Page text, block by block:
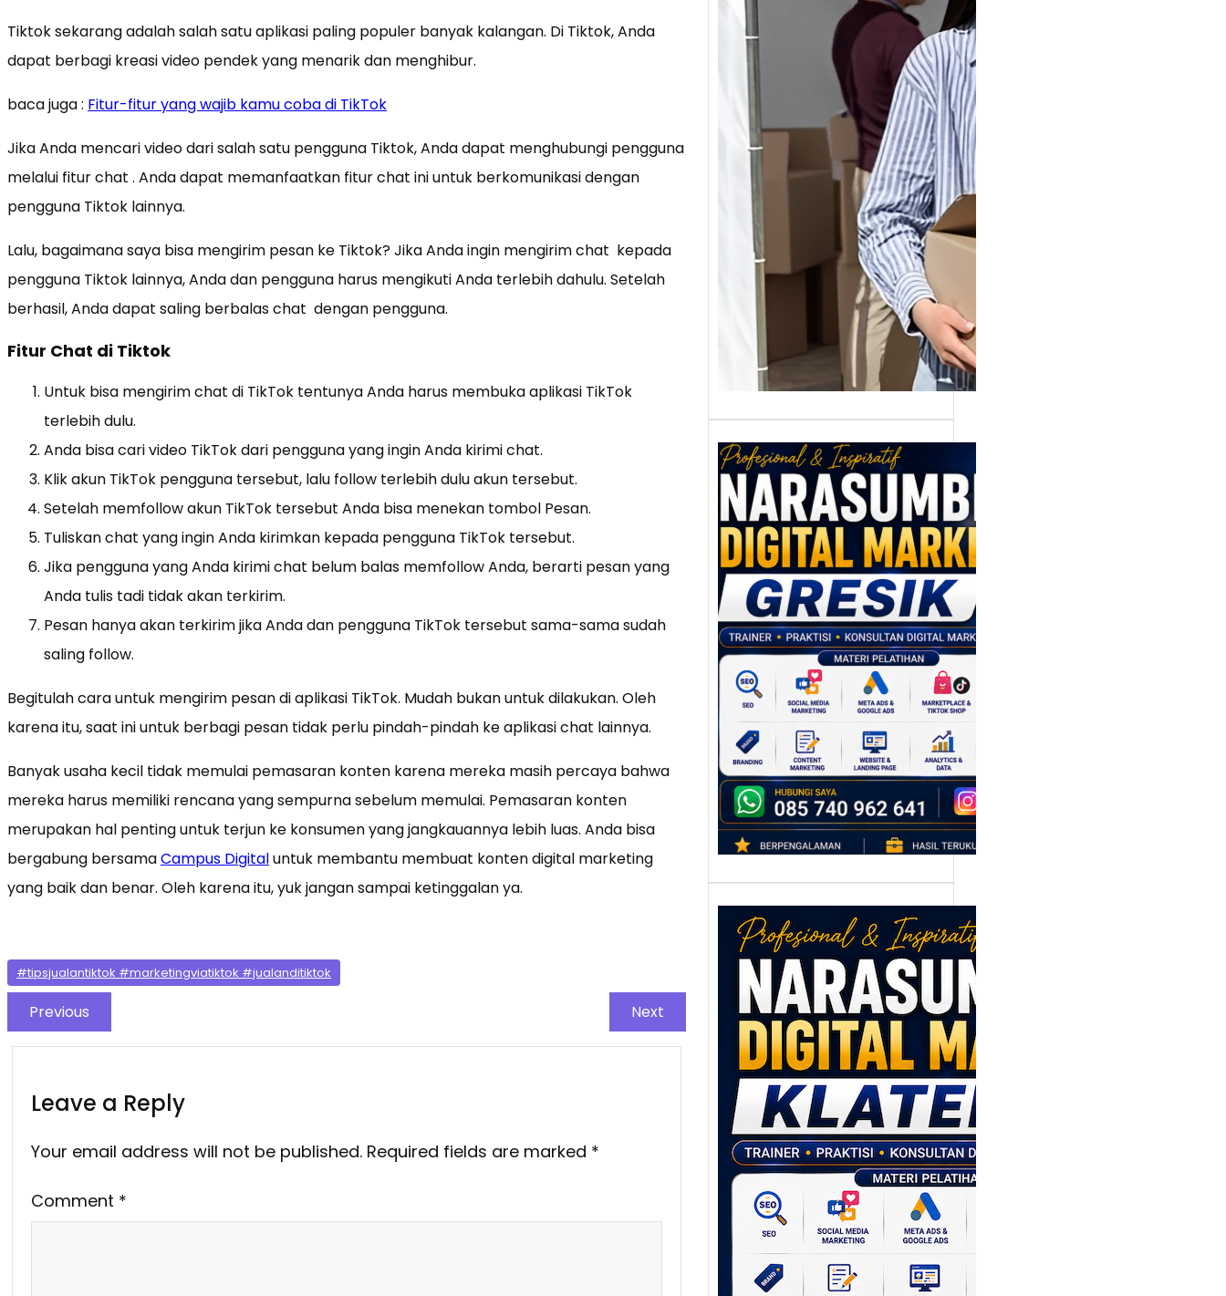
Tiktok sekarang adalah salah satu aplikasi paling populer banyak kalangan. Di Tiktok, Anda
dapat berbagi kreasi video pendek yang menarik dan menghibur.
baca juga : Fitur-fitur yang wajib kamu coba di TikTok
Jika Anda mencari video dari salah satu pengguna Tiktok, Anda dapat menghubungi pengguna
melalui fitur chat . Anda dapat memanfaatkan fitur chat ini untuk berkomunikasi dengan
pengguna Tiktok lainnya.
Lalu, bagaimana saya bisa mengirim pesan ke Tiktok? Jika Anda ingin mengirim chat kepada
pengguna Tiktok lainnya, Anda dan pengguna harus mengikuti Anda terlebih dahulu. Setelah
berhasil, Anda dapat saling berbalas chat dengan pengguna.
Fitur Chat di Tiktok
Untuk bisa mengirim chat di TikTok tentunya Anda harus membuka aplikasi TikTok
terlebih dulu.
Anda bisa cari video TikTok dari pengguna yang ingin Anda kirimi chat.
Klik akun TikTok pengguna tersebut, lalu follow terlebih dulu akun tersebut.
Setelah memfollow akun TikTok tersebut Anda bisa menekan tombol Pesan.
Tuliskan chat yang ingin Anda kirimkan kepada pengguna TikTok tersebut.
Jika pengguna yang Anda kirimi chat belum balas memfollow Anda, berarti pesan yang
Anda tulis tadi tidak akan terkirim.
Pesan hanya akan terkirim jika Anda dan pengguna TikTok tersebut sama-sama sudah
saling follow.
Begitulah cara untuk mengirim pesan di aplikasi TikTok. Mudah bukan untuk dilakukan. Oleh
karena itu, saat ini untuk berbagi pesan tidak perlu pindah-pindah ke aplikasi chat lainnya.
Banyak usaha kecil tidak memulai pemasaran konten karena mereka masih percaya bahwa
mereka harus memiliki rencana yang sempurna sebelum memulai. Pemasaran konten
merupakan hal penting untuk terjun ke konsumen yang jangkauannya lebih luas. Anda bisa
bergabung bersamaCampus Digitaluntuk membantu membuat konten digital marketing
yang baik dan benar. Oleh karena itu, yuk jangan sampai ketinggalan ya.
#tipsjualantiktok #marketingviatiktok #jualanditiktok
Previous Next
Leave a Reply
Your email address will not be published. Required fields are marked *
Comment *
Tik Tok Buat
Jualan, Gimana
Strateginya ?
Baca Juga Cara
Berjualan Di Tiktokshop
TikTok menjadi tempat
Narasumber
Digital Marketing
Gresik:
Meningkatkan
Daya Saing SDM
dan Bisnis di Era
Transformasi
Digital
Perkembangan dunia
industri tidak hanya
mengubah cara
perusahaan
memproduksi barang,…
Narasumber
Digital Marketing
Klaten: Membantu
UMKM dan SDM
Lokal Naik Kelas
Melalui Strategi
Digital
Setiap daerah memiliki
potensi ekonomi yang
berbeda, dan Klaten
adalah…